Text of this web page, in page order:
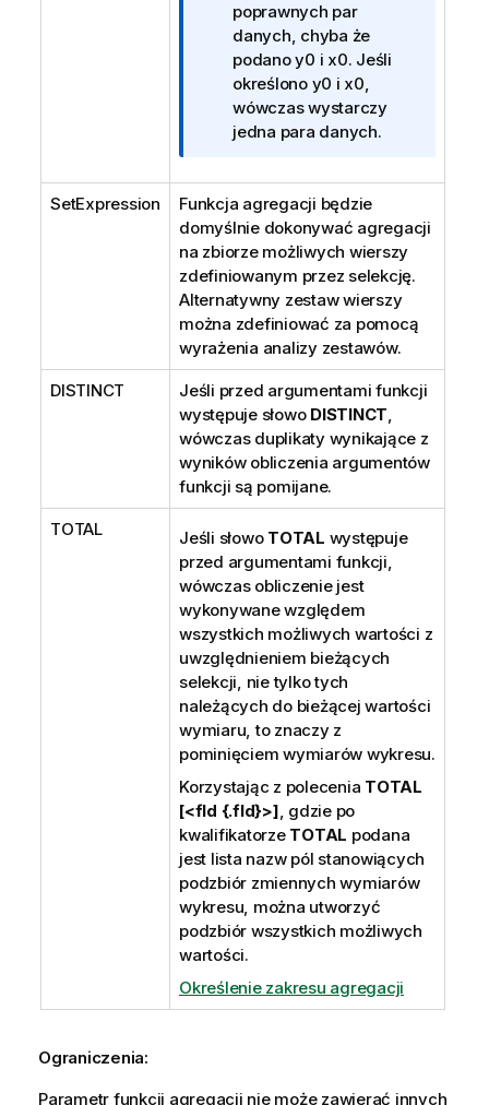
o
r
m
a
c
j
poprawnych par
danych, chyba że
podanoy0 i x0. Jeśli
określono y0 i x0,
wówczas wystarczy
jedna para danych.
SetExpression
Funkcja agregacji będzie
domyślnie dokonywać agregacji
na zbiorze możliwych wierszy
zdefiniowanym przez selekcję.
Alternatywny zestaw wierszy
można zdefiniować za pomocą
wyrażenia analizy zestawów.
DISTINCT
Jeśli przed argumentami funkcji
występuje słowo DISTINCT,
wówczas duplikaty wynikające z
wyników obliczenia argumentów
funkcji są pomijane.
TOTAL Jeśli słowo TOTAL występuje
przed argumentami funkcji,
wówczas obliczenie jest
wykonywane względem
wszystkich możliwych wartości z
uwzględnieniem bieżących
selekcji, nie tylko tych
należących do bieżącej wartości
wymiaru, to znaczy z
pominięciem wymiarów wykresu.
Korzystając z polecenia TOTAL
[<fld {.fld}>], gdzie po
kwalifikatorze TOTAL podana
jest lista nazw pól stanowiących
podzbiór zmiennych wymiarów
wykresu, można utworzyć
podzbiór wszystkich możliwych
wartości.
Określenie zakresu agregacji
Ograniczenia:
Parametr funkcji agregacji nie może zawierać innych